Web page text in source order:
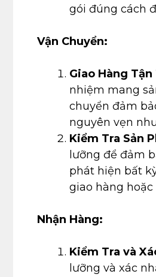
gói đúng cách
Vận Chuyển:
Giao Hàng Tận
nhiệm mang
chuyển đảm
nguyên vẹn
Kiểm Tra Sản
lưỡng để đảm
phát hiện bất
giao hàng
Nhận Hàng:
Kiểm Tra và
lưỡng và xác